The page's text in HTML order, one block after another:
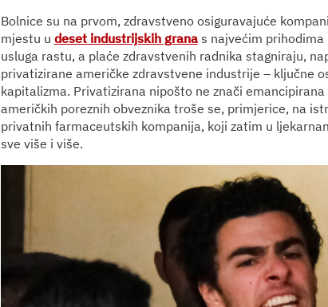
Bolnice su na prvom, zdravstveno osiguravajuće
mjestu u deset industrijskih granas najvećim prihodima
usluga rastu, a plaće zdravstvenih radnika stagniraju,
privatizirane američke zdravstvene industrije – ključne
kapitalizma. Privatizirana nipošto ne znači
američkih poreznih obveznika troše se, primjerice, na
privatnih farmaceutskih kompanija, koji zatim u
sve više i više.